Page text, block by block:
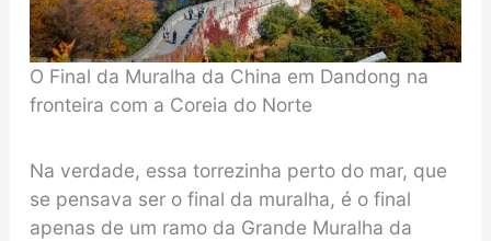
O Final da Muralha da China em Dandong na
fronteira com a Coreia do Norte
Na verdade, essa torrezinha perto do mar, que
se pensava ser o final da muralha, é o final
apenas de um ramo da Grande Muralha da